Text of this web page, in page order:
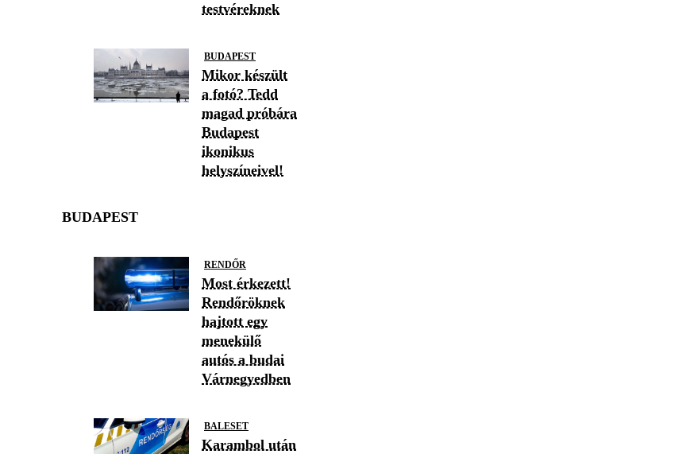
testvéreknek
BUDAPEST
Mikor készült
a fotó? Tedd
magad próbára
Budapest
ikonikus
helyszíneivel!
BUDAPEST
RENDŐR
Most érkezett!
Rendőröknek
hajtott egy
menekülő
autós a budai
Várnegyedben
BALESET
Karambol után